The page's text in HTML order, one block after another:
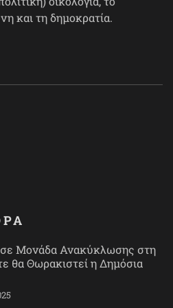
και τη δημοκρατία.
Μονάδα Ανακύκλωσης στη
θα Θωρακιστεί η Δημόσια